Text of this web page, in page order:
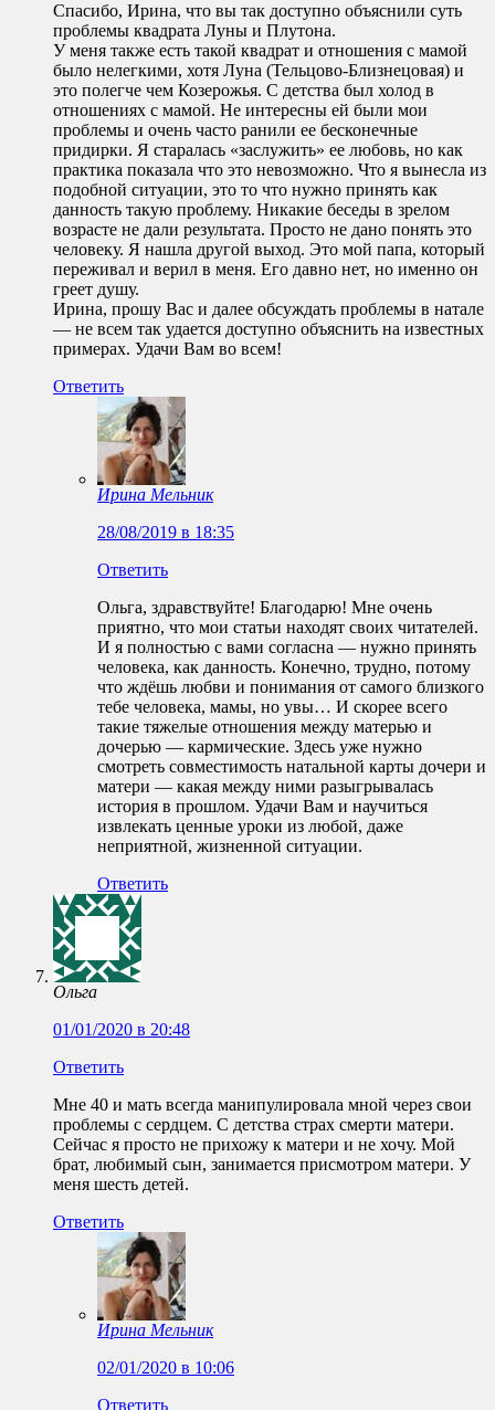
Спасибо, Ирина, что вы так доступно объяснили суть
проблемы квадрата Луны и Плутона.
У меня также есть такой квадрат и отношения с мамой
было нелегкими, хотя Луна (Тельцово-Близнецовая) и
это полегче чем Козерожья. С детства был холод в
отношениях с мамой. Не интересны ей были мои
проблемы и очень часто ранили ее бесконечные
придирки. Я старалась «заслужить» ее любовь, но как
практика показала что это невозможно. Что я вынесла из
подобной ситуации, это то что нужно принять как
данность такую проблему. Никакие беседы в зрелом
возрасте не дали результата. Просто не дано понять это
человеку. Я нашла другой выход. Это мой папа, который
переживал и верил в меня. Его давно нет, но именно он
греет душу.
Ирина, прошу Вас и далее обсуждать проблемы в натале
— не всем так удается доступно объяснить на известных
примерах. Удачи Вам во всем!
Ответить
Ирина Мельник
28/08/2019 в 18:35
Ответить
Ольга, здравствуйте! Благодарю! Мне очень
приятно, что мои статьи находят своих читателей.
И я полностью с вами согласна — нужно принять
человека, как данность. Конечно, трудно, потому
что ждёшь любви и понимания от самого близкого
тебе человека, мамы, но увы… И скорее всего
такие тяжелые отношения между матерью и
дочерью — кармические. Здесь уже нужно
смотреть совместимость натальной карты дочери и
матери — какая между ними разыгрывалась
история в прошлом. Удачи Вам и научиться
извлекать ценные уроки из любой, даже
неприятной, жизненной ситуации.
Ответить
Ольга
01/01/2020 в 20:48
Ответить
Мне 40 и мать всегда манипулировала мной через свои
проблемы с сердцем. С детства страх смерти матери.
Сейчас я просто не прихожу к матери и не хочу. Мой
брат, любимый сын, занимается присмотром матери. У
меня шесть детей.
Ответить
Ирина Мельник
02/01/2020 в 10:06
Ответить